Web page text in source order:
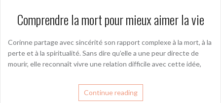
Comprendre la mort pour mieux aimer la vie
Corinne partage avec sincérité son rapport complexe à la mort, à la
perte et à la spiritualité. Sans dire qu’elle a une peur directe de
mourir, elle reconnaît vivre une relation difficile avec cette idée,
Continue reading